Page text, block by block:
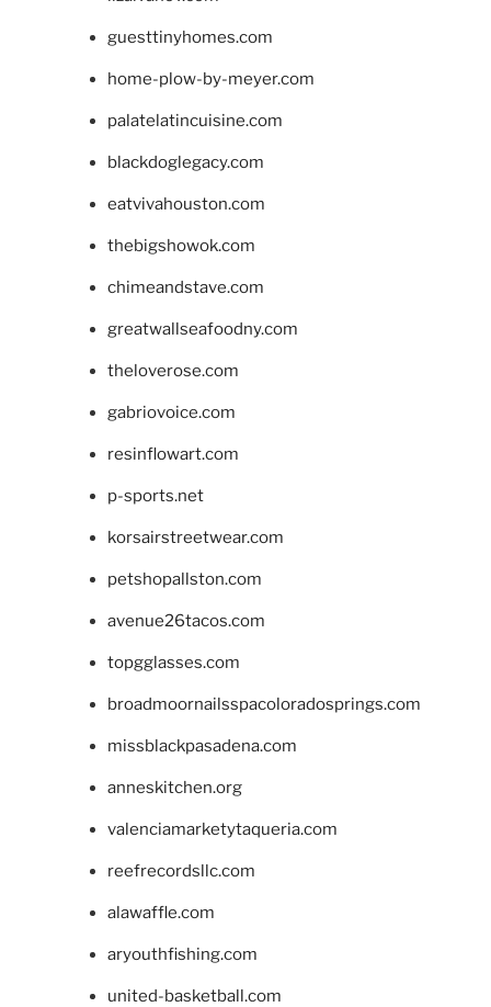
guesttinyhomes.com
home-plow-by-meyer.com
palatelatincuisine.com
blackdoglegacy.com
eatvivahouston.com
thebigshowok.com
chimeandstave.com
greatwallseafoodny.com
theloverose.com
gabriovoice.com
resinflowart.com
p-sports.net
korsairstreetwear.com
petshopallston.com
avenue26tacos.com
topgglasses.com
broadmoornailsspacoloradosprings.com
missblackpasadena.com
anneskitchen.org
valenciamarketytaqueria.com
reefrecordsllc.com
alawaffle.com
aryouthfishing.com
united-basketball.com